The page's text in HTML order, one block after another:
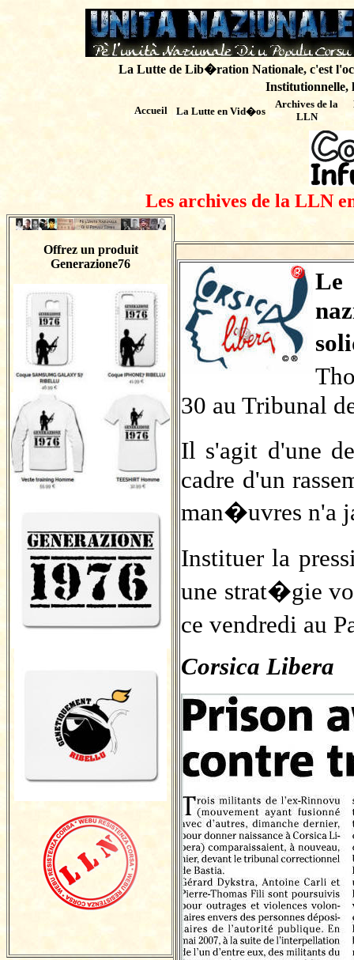
La Lutte de Lib�ration Nationale, c'est
Institutionnelle,
Accueil La Lutte en Vid�os
Archives de la
LLN
Les archives de la LLN
Offrez un produit
Generazione76
30 au Tribunal
Il s'agit d'une
cadre d'un
man�uvres n'a
Instituer la
une strat�gie
ce vendredi au
Corsica Libera